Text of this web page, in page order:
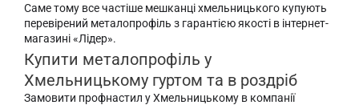
Саме тому все частіше мешканці хмельницького купують
перевірений металопрофіль з гарантією якості в інтернет-
магазині «Лідер».
Купити металопрофіль у
Хмельницькому гуртом та в роздріб
Замовити профнастил у Хмельницькому в компанії